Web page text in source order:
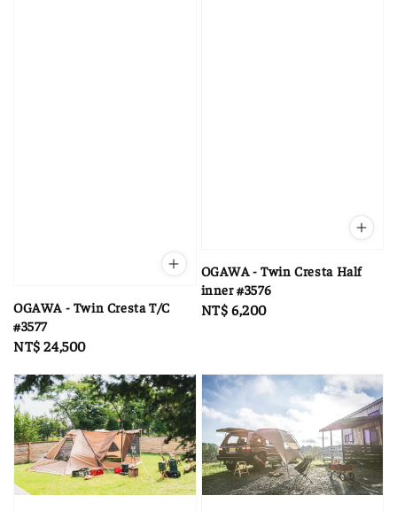
OGAWA - Twin Cresta T/C
#3577
Regular
NT$ 24,500
OGAWA - Twin Cresta Half
inner #3576
Regular
NT$ 6,200